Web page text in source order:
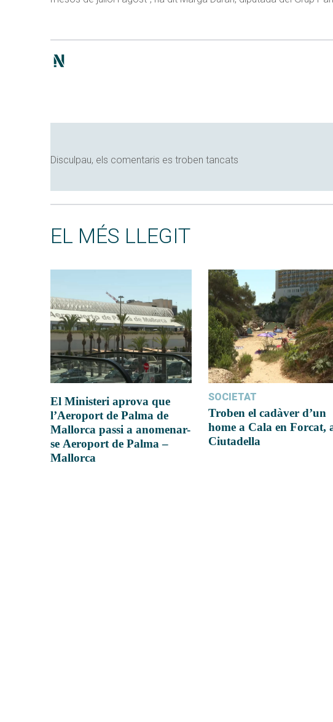
Disculpau, els comentaris es troben tancats
EL MÉS LLEGIT
El Ministeri aprova que
l’Aeroport de Palma de
Mallorca passi a anomenar-
se Aeroport de Palma –
Mallorca
SOCIETAT
Troben el cadàver d’un
home a Cala en Forcat,
Ciutadella